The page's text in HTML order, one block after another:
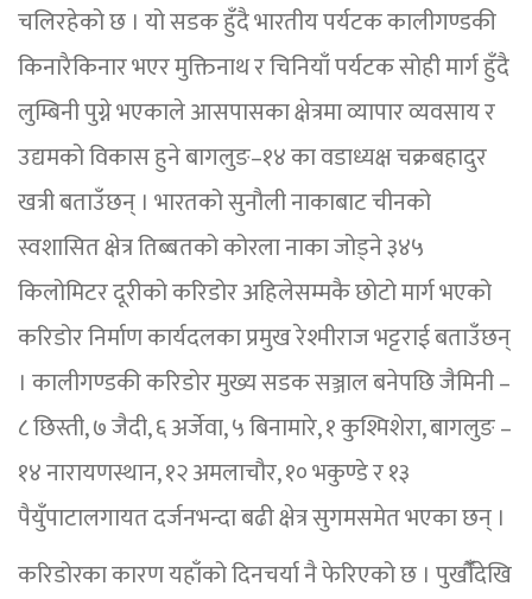
चलिरहेको छ । यो सडक हुँदै भारतीय पर्यटक कालीगण्डकी
किनारैकिनार भएर मुक्तिनाथ र चिनियाँ पर्यटक सोही मार्ग हुँदै
लुम्बिनी पुग्ने भएकाले आसपासका क्षेत्रमा व्यापार व्यवसाय र
उद्यमको विकास हुने बागलुङ–१४ का वडाध्यक्ष चक्रबहादुर
खत्री बताउँछन् । भारतको सुनौली नाकाबाट चीनको
स्वशासित क्षेत्र तिब्बतको कोरला नाका जोड्ने ३४५
किलोमिटर दूरीको करिडोर अहिलेसम्मकै छोटो मार्ग भएको
करिडोर निर्माण कार्यदलका प्रमुख रेश्मीराज भट्टराई बताउँछन्
। कालीगण्डकी करिडोर मुख्य सडक सञ्जाल बनेपछि जैमिनी –
८ छिस्ती, ७ जैदी, ६ अर्जेवा, ५ बिनामारे, १ कुश्मिशेरा, बागलुङ –
१४ नारायणस्थान, १२ अमलाचौर, १० भकुण्डे र १३
पैयुँपाटालगायत दर्जनभन्दा बढी क्षेत्र सुगमसमेत भएका छन् ।
करिडोरका कारण यहाँको दिनचर्या नै फेरिएको छ । पुर्खौंँदेखि